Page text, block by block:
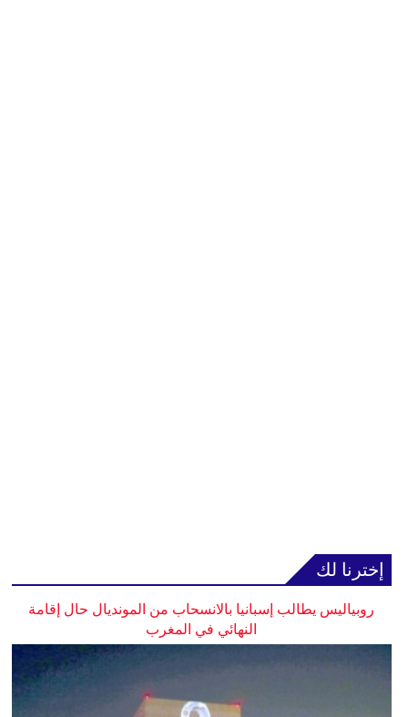
إخترنا لك
روبياليس يطالب إسبانيا بالانسحاب من المونديال حال إقامة
النهائي في المغرب